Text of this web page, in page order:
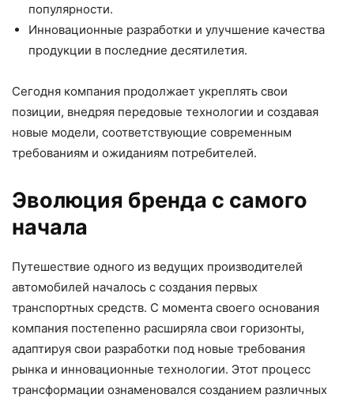
популярности.
Инновационные разработки и улучшение качества
продукции в последние десятилетия.
Сегодня компания продолжает укреплять свои
позиции, внедряя передовые технологии и создавая
новые модели, соответствующие современным
требованиям и ожиданиям потребителей.
Эволюция бренда с самого
начала
Путешествие одного из ведущих производителей
автомобилей началось с создания первых
транспортных средств. С момента своего основания
компания постепенно расширяла свои горизонты,
адаптируя свои разработки под новые требования
рынка и инновационные технологии. Этот процесс
трансформации ознаменовался созданием различных